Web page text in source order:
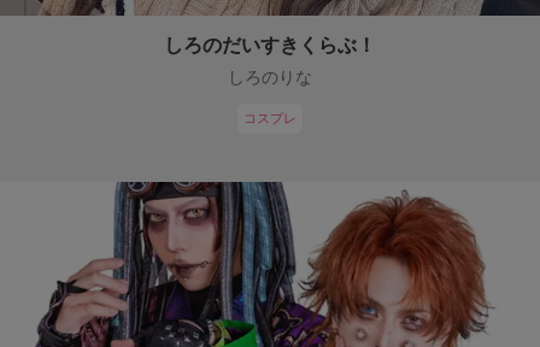
しろのだいすきくらぶ！
しろのりな
コスプレ